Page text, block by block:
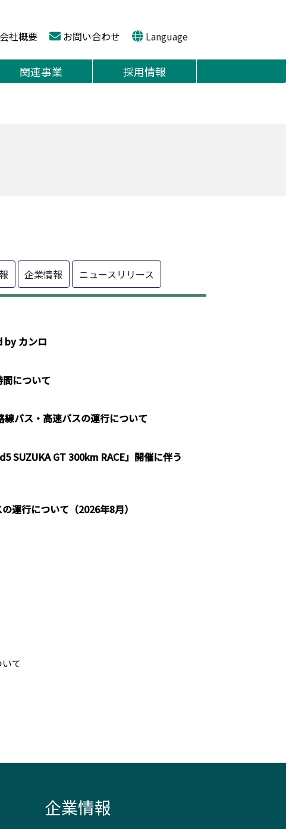
会社概要 お問い合わせ Language
関連事業 採用情報
企業情報 ニュースリリース
by カンロ
について
線バス・高速バスの運行について
SUZUKA GT 300km RACE」開催に伴う
運行について（2026年8月）
て
企業情報